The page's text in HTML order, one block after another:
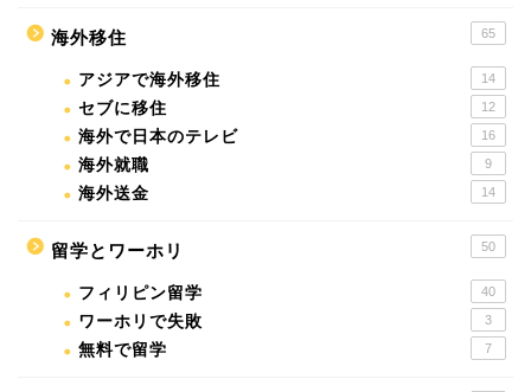
海外移住 65
アジアで海外移住 14
セブに移住 12
海外で日本のテレビ 16
海外就職 9
海外送金 14
留学とワーホリ 50
フィリピン留学 40
ワーホリで失敗 3
無料で留学 7